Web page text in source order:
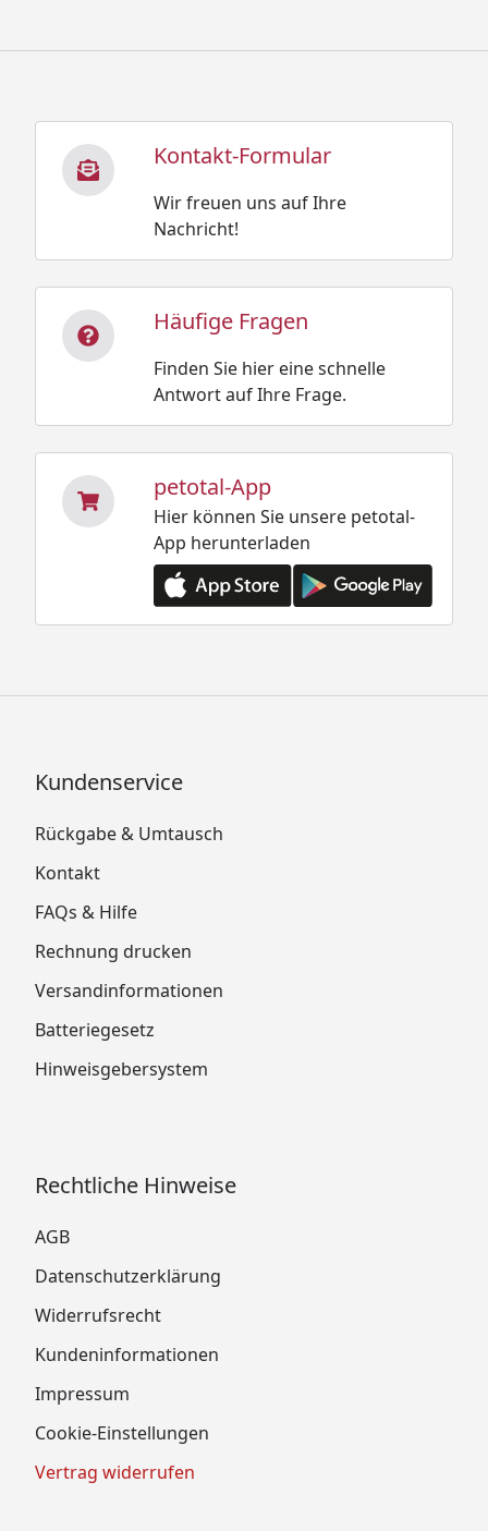
Kontakt-Formular
Wir freuen uns auf Ihre
Nachricht!
Häufige Fragen
Finden Sie hier eine schnelle
Antwort auf Ihre Frage.
petotal-App
Hier können Sie unsere petotal-
App herunterladen
Kundenservice
Rückgabe & Umtausch
Kontakt
FAQs & Hilfe
Rechnung drucken
Versandinformationen
Batteriegesetz
Hinweisgebersystem
Rechtliche Hinweise
AGB
Datenschutzerklärung
Widerrufsrecht
Kundeninformationen
Impressum
Cookie-Einstellungen
Vertrag widerrufen